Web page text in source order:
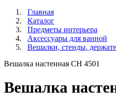
Главная
Каталог
Предметы интерьера
Аксессуары для ванной
Вешалки, стенды,
Вешалка настенная СН 4501
Вешалка